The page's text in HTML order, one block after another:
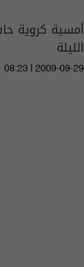
أمسية كروية
الليلة
08:23 | 2009-09-29